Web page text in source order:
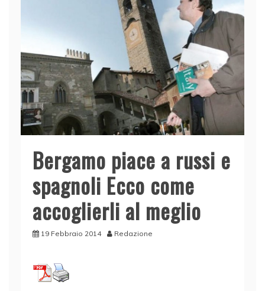
Bergamo piace a russi e
spagnoli Ecco come
accoglierli al meglio
19 Febbraio 2014 Redazione